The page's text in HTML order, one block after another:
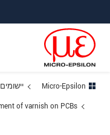
Micro-Epsilon יישומים
of varnish on PCBs